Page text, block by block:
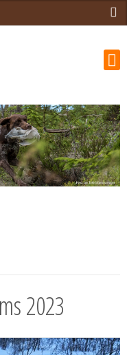
2023